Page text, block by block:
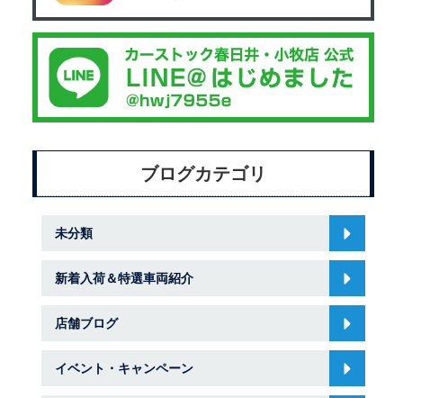
ブログカテゴリ
未分類
新着入荷＆特選車両紹介
店舗ブログ
イベント・キャンペーン